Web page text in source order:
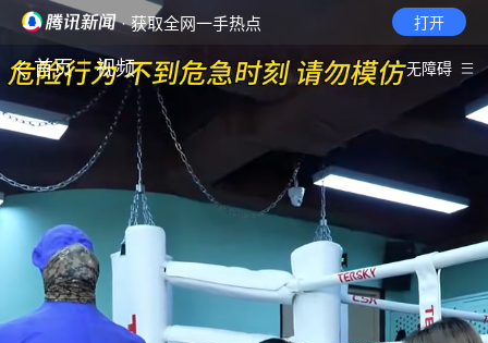
· 获取全网一手热点 打开
首页 视频 无障碍